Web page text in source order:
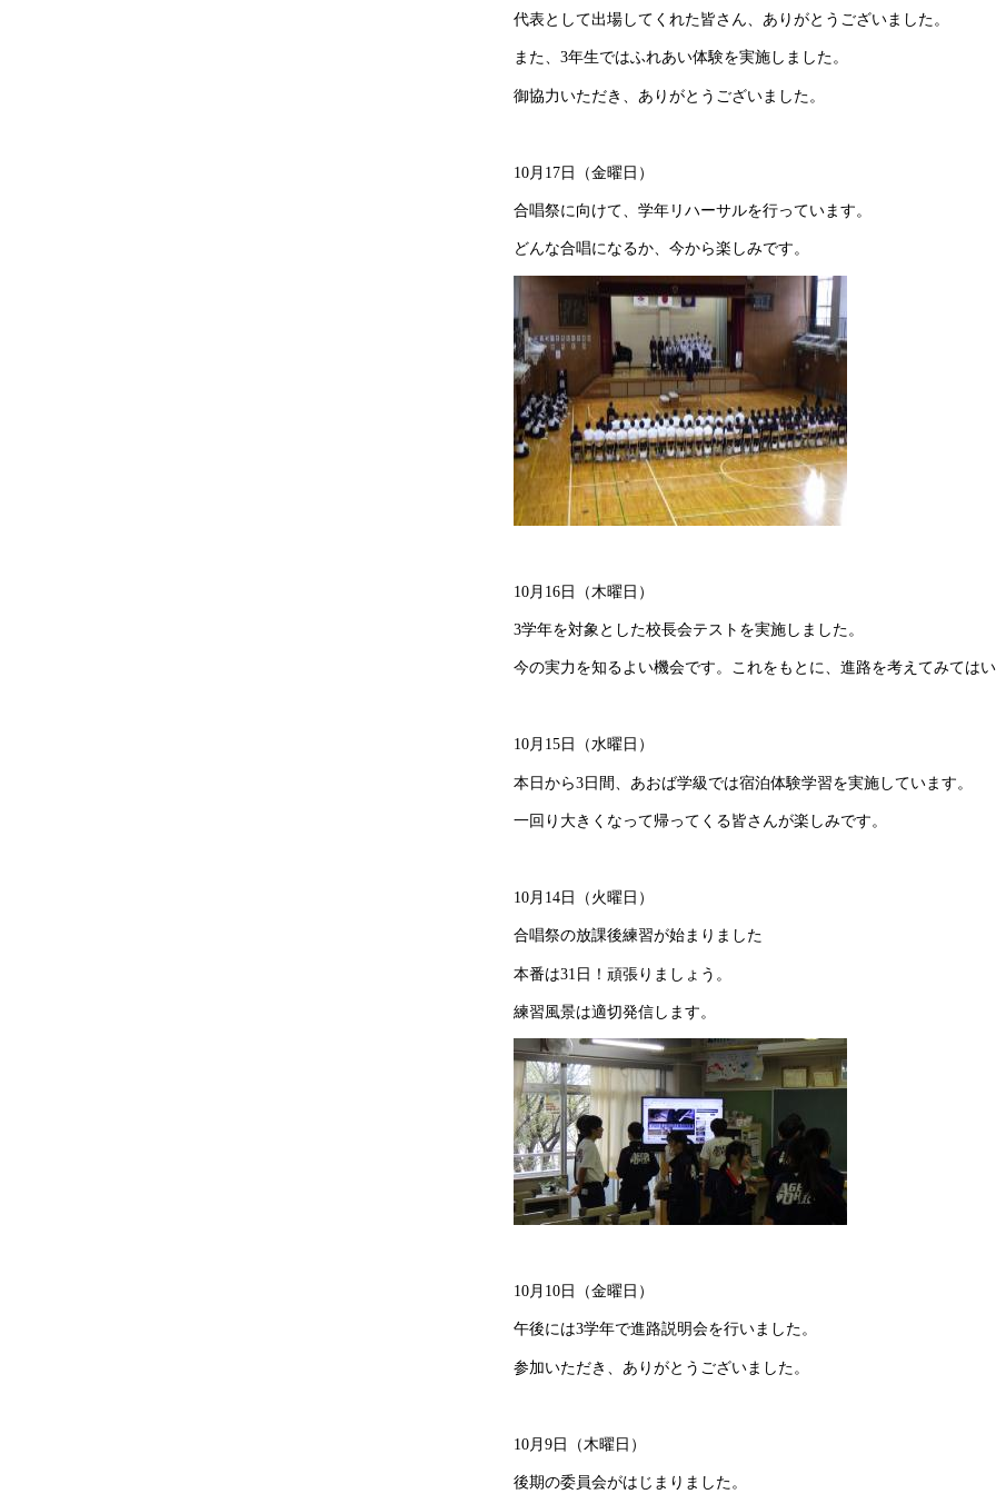
代表として出場してくれた皆さん、ありがとうございました。
また、3年生ではふれあい体験を実施しました。
御協力いただき、ありがとうございました。
10月17日（金曜日）
合唱祭に向けて、学年リハーサルを行っています。
どんな合唱になるか、今から楽しみです。
10月16日（木曜日）
3学年を対象とした校長会テストを実施しました。
今の実力を知るよい機会です。これをもとに、進路を考えてみてはい
10月15日（水曜日）
本日から3日間、あおば学級では宿泊体験学習を実施しています。
一回り大きくなって帰ってくる皆さんが楽しみです。
10月14日（火曜日）
合唱祭の放課後練習が始まりました
本番は31日！頑張りましょう。
練習風景は適切発信します。
10月10日（金曜日）
午後には3学年で進路説明会を行いました。
参加いただき、ありがとうございました。
10月9日（木曜日）
後期の委員会がはじまりました。